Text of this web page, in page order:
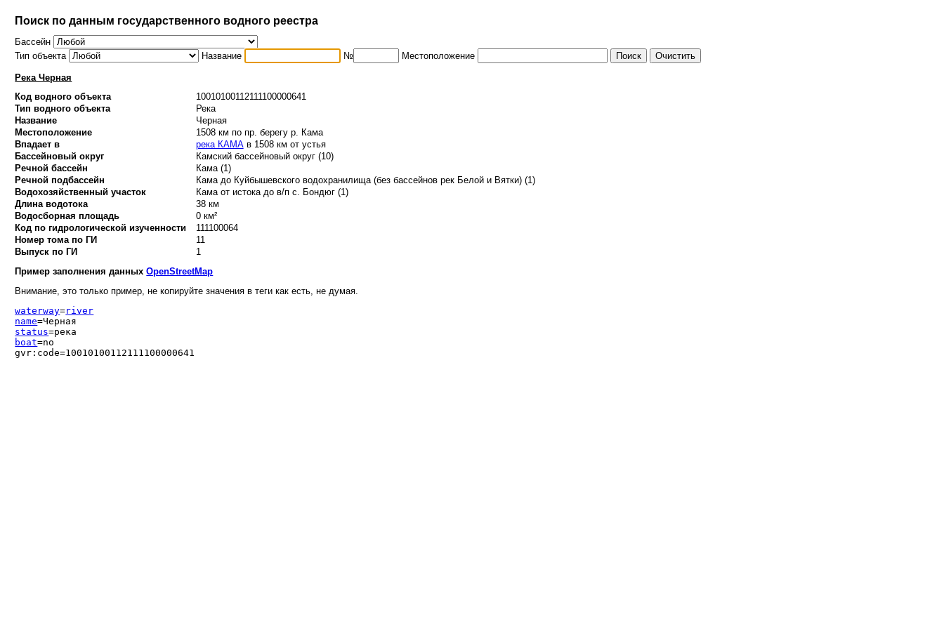
Поиск по данным государственного водного реестра
Бассейн
Тип объекта
Название № Местоположение
Река Черная
Код водного объекта
10010100112111100000641
Тип водного объекта
Река
Название
Черная
Местоположение
1508 км по пр. берегу р. Кама
Впадает в
река КАМАв 1508 км от устья
Бассейновый округ
Камский бассейновый округ (10)
Речной бассейн
Кама (1)
Речной подбассейн
Кама до Куйбышевского водохранилища (без бассейнов рек Белой и Вятки) (1)
Водохозяйственный участок
Кама от истока до в/п с. Бондюг (1)
Длина водотока
38 км
Водосборная площадь
0 км²
Код по гидрологической изученности
111100064
Номер тома по ГИ
11
Выпуск по ГИ
1
Пример заполнения данныхOpenStreetMap
Внимание, это только пример, не копируйте значения в теги как есть, не думая.
waterway=river
name=Черная
status=река
boat=no
gvr:code=10010100112111100000641